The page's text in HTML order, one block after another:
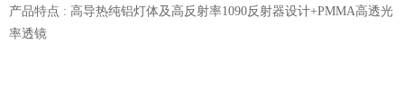
产品特点 : 高导热纯铝灯体及高反射率1090反射器设计+PMMA高透光
率透镜